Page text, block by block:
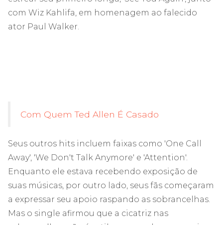
com Wiz Kahlifa, em homenagem ao falecido
ator Paul Walker.
Com Quem Ted Allen É Casado
Seus outros hits incluem faixas como 'One Call
Away', 'We Don't Talk Anymore' e 'Attention'.
Enquanto ele estava recebendo exposição de
suas músicas, por outro lado, seus fãs começaram
a expressar seu apoio raspando as sobrancelhas.
Mas o single afirmou que a cicatriz nas